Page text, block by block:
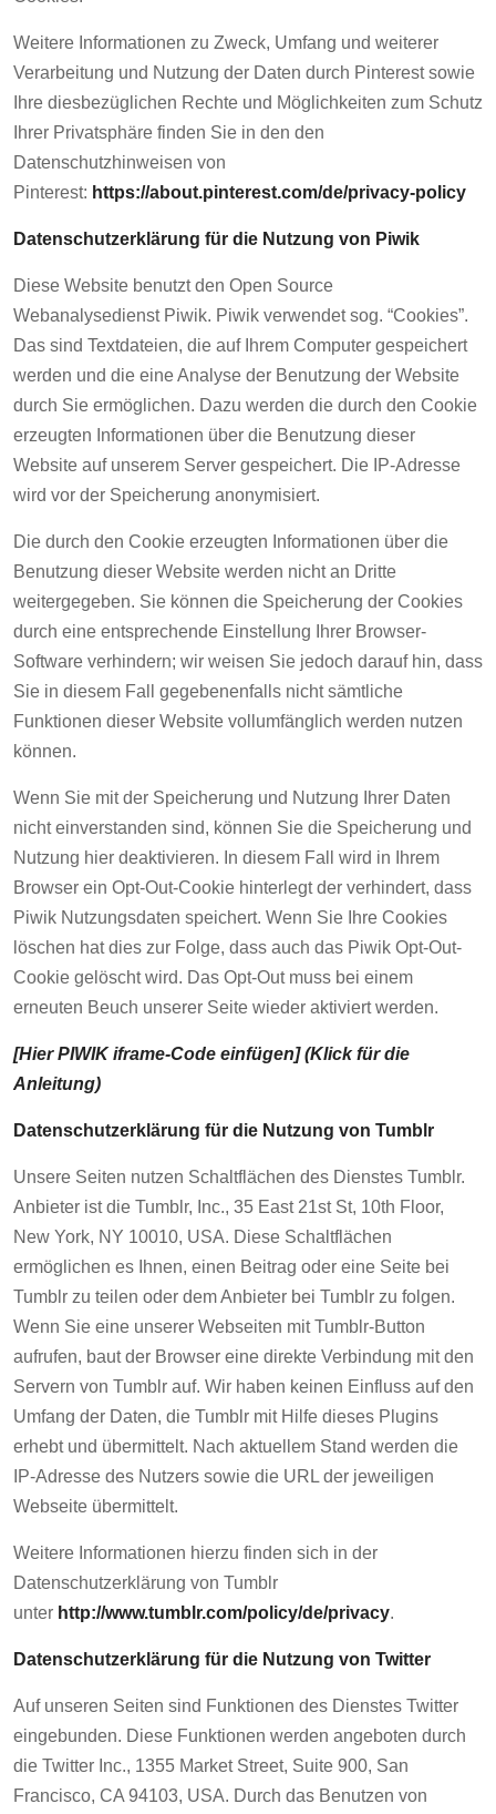
Weitere Informationen zu Zweck, Umfang und weiterer
Verarbeitung und Nutzung der Daten durch Pinterest sowie
Ihre diesbezüglichen Rechte und Möglichkeiten zum Schutz
Ihrer Privatsphäre finden Sie in den den
Datenschutzhinweisen von
Pinterest: https://about.pinterest.com/de/privacy-policy
Datenschutzerklärung für die Nutzung von Piwik
Diese Website benutzt den Open Source
Webanalysedienst Piwik. Piwik verwendet sog. “Cookies”.
Das sind Textdateien, die auf Ihrem Computer gespeichert
werden und die eine Analyse der Benutzung der Website
durch Sie ermöglichen. Dazu werden die durch den Cookie
erzeugten Informationen über die Benutzung dieser
Website auf unserem Server gespeichert. Die IP-Adresse
wird vor der Speicherung anonymisiert.
Die durch den Cookie erzeugten Informationen über die
Benutzung dieser Website werden nicht an Dritte
weitergegeben. Sie können die Speicherung der Cookies
durch eine entsprechende Einstellung Ihrer Browser-
Software verhindern; wir weisen Sie jedoch darauf hin, dass
Sie in diesem Fall gegebenenfalls nicht sämtliche
Funktionen dieser Website vollumfänglich werden nutzen
können.
Wenn Sie mit der Speicherung und Nutzung Ihrer Daten
nicht einverstanden sind, können Sie die Speicherung und
Nutzung hier deaktivieren. In diesem Fall wird in Ihrem
Browser ein Opt-Out-Cookie hinterlegt der verhindert, dass
Piwik Nutzungsdaten speichert. Wenn Sie Ihre Cookies
löschen hat dies zur Folge, dass auch das Piwik Opt-Out-
Cookie gelöscht wird. Das Opt-Out muss bei einem
erneuten Beuch unserer Seite wieder aktiviert werden.
[Hier PIWIK iframe-Code einfügen] (Klick für die
Anleitung)
Datenschutzerklärung für die Nutzung von Tumblr
Unsere Seiten nutzen Schaltflächen des Dienstes Tumblr.
Anbieter ist die Tumblr, Inc., 35 East 21st St, 10th Floor,
New York, NY 10010, USA. Diese Schaltflächen
ermöglichen es Ihnen, einen Beitrag oder eine Seite bei
Tumblr zu teilen oder dem Anbieter bei Tumblr zu folgen.
Wenn Sie eine unserer Webseiten mit Tumblr-Button
aufrufen, baut der Browser eine direkte Verbindung mit den
Servern von Tumblr auf. Wir haben keinen Einfluss auf den
Umfang der Daten, die Tumblr mit Hilfe dieses Plugins
erhebt und übermittelt. Nach aktuellem Stand werden die
IP-Adresse des Nutzers sowie die URL der jeweiligen
Webseite übermittelt.
Weitere Informationen hierzu finden sich in der
Datenschutzerklärung von Tumblr
unter http://www.tumblr.com/policy/de/privacy.
Datenschutzerklärung für die Nutzung von Twitter
Auf unseren Seiten sind Funktionen des Dienstes Twitter
eingebunden. Diese Funktionen werden angeboten durch
die Twitter Inc., 1355 Market Street, Suite 900, San
Francisco, CA 94103, USA. Durch das Benutzen von